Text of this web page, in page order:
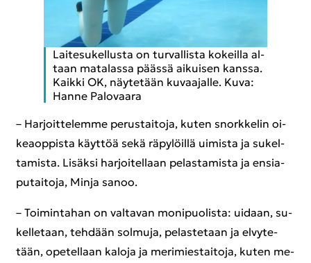
Lai­te­su­kel­lus­ta on tur­val­lis­ta ko­keil­la al­
taan ma­ta­las­sa pääs­sä ai­kui­sen kans­sa.
Kaik­ki OK, näy­te­tään ku­vaa­jal­le. Kuva:
Hanne Pa­lo­vaa­ra
– Har­joit­te­lem­me pe­rus­tai­to­ja, kuten snork­ke­lin oi­
keaop­pis­ta käyt­töä sekä rä­py­löil­lä ui­mis­ta ja su­kel­
ta­mis­ta. Li­säk­si har­joi­tel­laan pe­las­ta­mis­ta ja en­sia­
pu­tai­to­ja, Minja sanoo.
– Toi­min­ta­han on val­ta­van mo­ni­puo­lis­ta: ui­daan, su­
kel­le­taan, teh­dään sol­mu­ja, pe­las­te­taan ja el­vy­te­
tään, ope­tel­laan ka­lo­ja ja me­ri­mies­tai­to­ja, kuten me­